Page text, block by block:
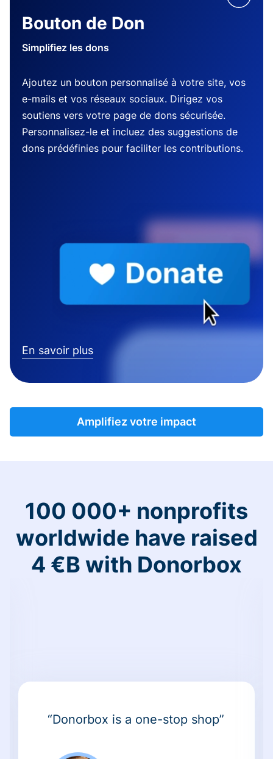
Bouton de Don
Simplifiez les dons
Ajoutez un bouton personnalisé à votre site, vos
e-mails et vos réseaux sociaux. Dirigez vos
soutiens vers votre page de dons sécurisée.
Personnalisez-le et incluez des suggestions de
dons prédéfinies pour faciliter les contributions.
En savoir plus
Amplifiez votre impact
100 000+ nonprofits
worldwide have raised
4 €B with Donorbox
“Donorbox is a one-stop shop”